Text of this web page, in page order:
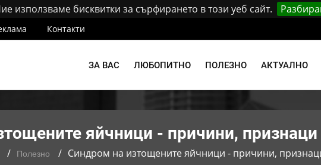
използваме бисквитки за сърфирането в този уеб сайт.
Контакти
ЗА ВАС ЛЮБОПИТНО ПОЛЕЗНО АКТУАЛНО
яйчници - причини, признаци
Полезно Синдром на изтощените яйчници - причини,